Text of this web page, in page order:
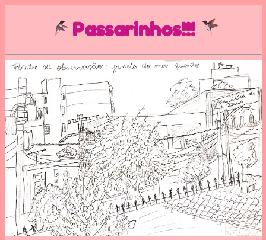
Passarinhos!!!